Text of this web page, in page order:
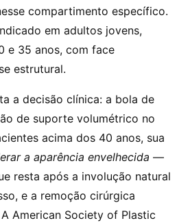
compartimento específico.
em adultos jovens,
e 35 anos, com face
estrutural.
a decisão clínica: a bola de
de suporte volumétrico no
acima dos 40 anos, sua
a aparência envelhecida —
resta após a involução natural
e a remoção cirúrgica
American Society of Plastic